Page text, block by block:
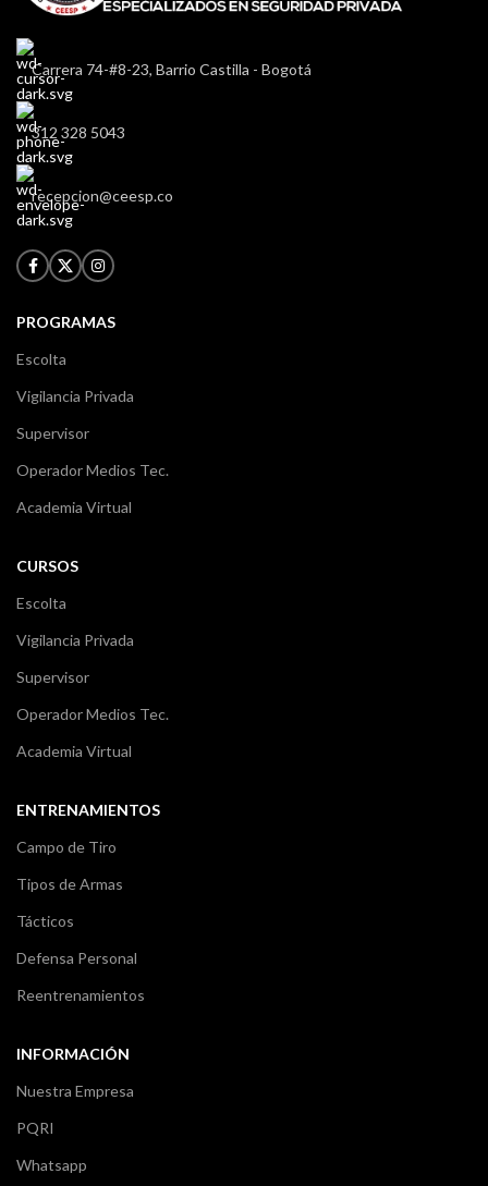
Carrera 74-#8-23, Barrio Castilla - Bogotá
312 328 5043
recepcion@ceesp.co
PROGRAMAS
Escolta
Vigilancia Privada
Supervisor
Operador Medios Tec.
Academia Virtual
CURSOS
Escolta
Vigilancia Privada
Supervisor
Operador Medios Tec.
Academia Virtual
ENTRENAMIENTOS
Campo de Tiro
Tipos de Armas
Tácticos
Defensa Personal
Reentrenamientos
INFORMACIÓN
Nuestra Empresa
PQRI
Whatsapp